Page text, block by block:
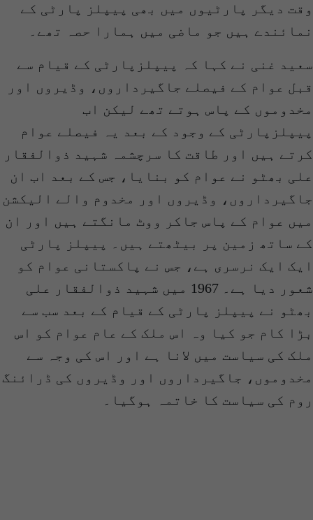
وقت دیگر پارٹیوں میں بھی پیپلز پارٹی کے
نمائندے ہیں جو ماضی میں ہمارا حصہ تھے۔
سعید غنی نے کہا کہ پیپلزپارٹی کے قیام سے
قبل عوام کے فیصلے جاگیرداروں، وڈیروں اور
مخدوموں کے پاس ہوتے تھے لیکن اب
پیپلزپارٹی کے وجود کے بعد یہ فیصلے عوام
کرتے ہیں اور طاقت کا سرچشمہ شہید ذوالفقار
علی بھٹو نے عوام کو بنایا، جس کے بعد اب ان
جاگیرداروں، وڈیروں اور مخدوم والے الیکشن
میں عوام کے پاس جاکر ووٹ مانگتے ہیں اور ان
کے ساتھ زمین پر بیٹھتے ہیں۔ پیپلز پارٹی
ایک ایک نرسری ہے، جس نے پاکستانی عوام کو
شعور دیا ہے۔ 1967 میں شہید ذوالفقار علی
بھٹو نے پیپلز پارٹی کے قیام کے بعد سب سے
بڑا کام جو کیا وہ اس ملک کے عام عوام کو اس
ملک کی سیاست میں لانا ہے اور اس کی وجہ سے
مخدوموں، جاگیرداروں اور وڈیروں کی ڈرائنگ
روم کی سیاست کا خاتمہ ہوگیا۔